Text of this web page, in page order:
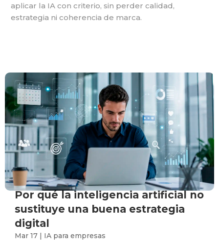
aplicar la IA con criterio, sin perder calidad,
estrategia ni coherencia de marca.
Por qué la inteligencia artificial no
sustituye una buena estrategia
digital
Mar 17 | IA para empresas